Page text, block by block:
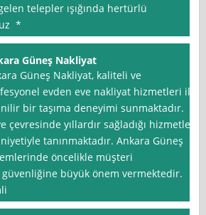
telepler ışığında hertürlü
*
Güneş Nakliyat
Güneş Nakliyat, kaliteli ve
evden eve nakliyat hizmetleri ile
bir taşıma deneyimi sunmaktadır.
çevresinde yıllardır sağladığı hizmetler
tanınmaktadır. Ankara Güneş
öncelikle müşteri
büyük önem vermektedir.